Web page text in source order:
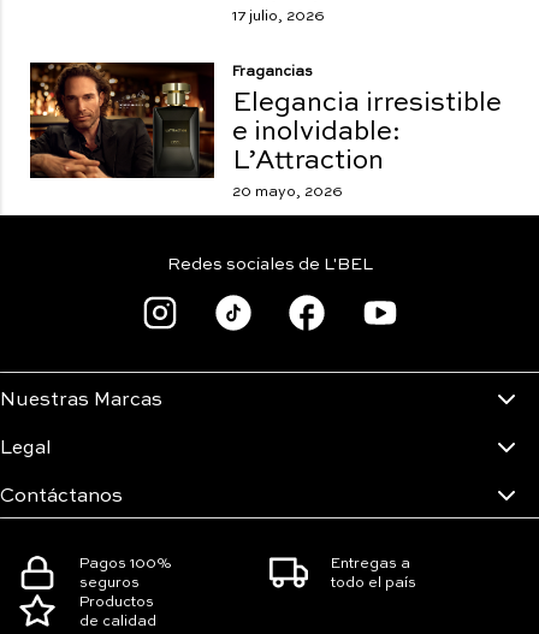
17 julio, 2026
Fragancias
Elegancia irresistible
e inolvidable:
L’Attraction
20 mayo, 2026
Nuestras Marcas
Legal
Contáctanos
Redes sociales de L'BEL
Pagos 100%
seguros
Entregas a
todo el país
Productos
de calidad